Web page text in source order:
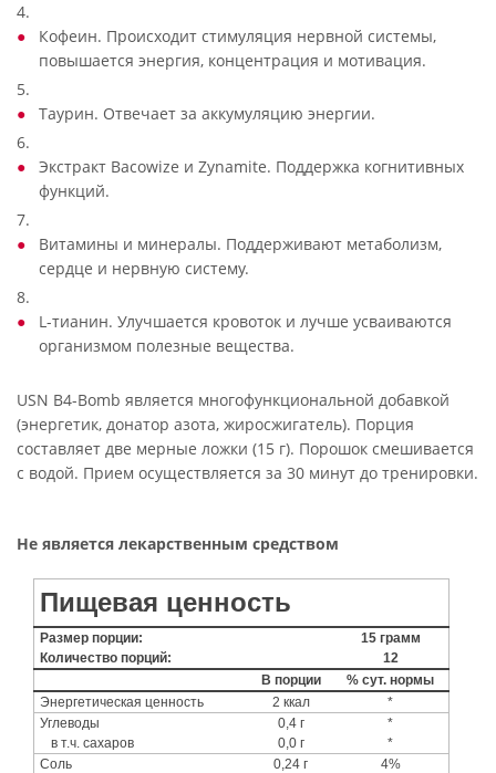
4.
Кофеин. Происходит стимуляция нервной системы,
повышается энергия, концентрация и мотивация.
5.
Таурин. Отвечает за аккумуляцию энергии.
6.
Экстракт Bacowize и Zynamite. Поддержка когнитивных
функций.
7.
Витамины и минералы. Поддерживают метаболизм,
сердце и нервную систему.
8.
L-тианин. Улучшается кровоток и лучше усваиваются
организмом полезные вещества.
USN B4-Bomb является многофункциональной добавкой
(энергетик, донатор азота, жиросжигатель). Порция
составляет две мерные ложки (15 г). Порошок смешивается
с водой. Прием осуществляется за 30 минут до тренировки.
Не является лекарственным средством
Пищевая ценность
Размер порции:
15 грамм
Количество порций:
12
В порции
% сут. нормы
Энергетическая ценность
2 ккал
*
Углеводы
0,4 г
*
в т.ч. сахаров
0,0 г
*
Соль
0,24 г 4%